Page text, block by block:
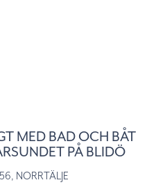
MED BAD OCH BÅT
PÅ BLIDÖ
, NORRTÄLJE